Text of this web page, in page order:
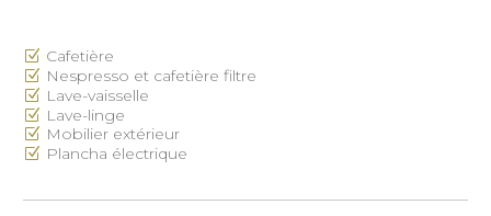
Cafetière
Nespresso et cafetière filtre
Lave-vaisselle
Lave-linge
Mobilier extérieur
Plancha électrique